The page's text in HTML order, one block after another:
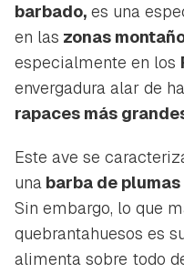
barbado, es una
en las zonas
especialmente en los
envergadura alar de
rapaces más
Este ave se
una barba de
Sin embargo, lo que
quebrantahuesos es
alimenta sobre todo